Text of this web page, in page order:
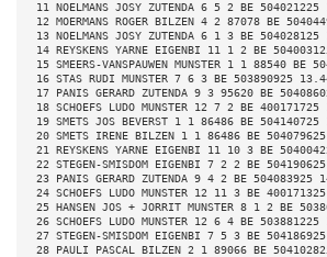
11 NOELMANS JOSY ZUTENDA 6 5 2 BE
12 MOERMANS ROGER BILZEN 4 2 87078 BE
13 NOELMANS JOSY ZUTENDA 6 1 3 BE
14 REYSKENS YARNE EIGENBI 11 1 2 BE
15 SMEERS-VANSPAUWEN MUNSTER 1 1 88540
16 STAS RUDI MUNSTER 7 6 3 BE 503890925
17 PANIS GERARD ZUTENDA 9 3 95620 BE
18 SCHOEFS LUDO MUNSTER 12 7 2 BE
19 SMETS JOS BEVERST 1 1 86486 BE
20 SMETS IRENE BILZEN 1 1 86486 BE
21 REYSKENS YARNE EIGENBI 11 10 3 BE
22 STEGEN-SMISDOM EIGENBI 7 2 2 BE
23 PANIS GERARD ZUTENDA 9 4 2 BE
24 SCHOEFS LUDO MUNSTER 12 11 3 BE
25 HANSEN JOS + JORRIT MUNSTER 8 1 2 BE
26 SCHOEFS LUDO MUNSTER 12 6 4 BE
27 STEGEN-SMISDOM EIGENBI 7 5 3 BE
28 PAULI PASCAL BILZEN 2 1 89066 BE